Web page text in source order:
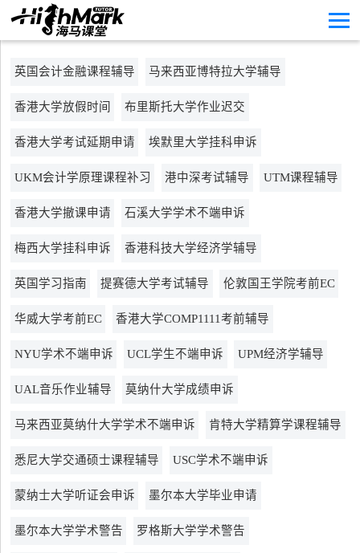
英国会计金融课程辅导 马来西亚博特拉大学辅导
香港大学放假时间 布里斯托大学作业迟交
香港大学考试延期申请 埃默里大学挂科申诉
UKM会计学原理课程补习 港中深考试辅导 UTM课程辅导
香港大学撤课申请 石溪大学学术不端申诉
梅西大学挂科申诉 香港科技大学经济学辅导
英国学习指南 提赛德大学考试辅导 伦敦国王学院考前EC
华威大学考前EC 香港大学COMP1111考前辅导
NYU学术不端申诉 UCL学生不端申诉 UPM经济学辅导
UAL音乐作业辅导 莫纳什大学成绩申诉
马来西亚莫纳什大学学术不端申诉 肯特大学精算学课程辅导
悉尼大学交通硕士课程辅导 USC学术不端申诉
蒙纳士大学听证会申诉 墨尔本大学毕业申请
墨尔本大学学术警告 罗格斯大学学术警告